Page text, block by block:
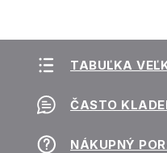
TABUĽKA
ČASTO
NÁKUPNÝ